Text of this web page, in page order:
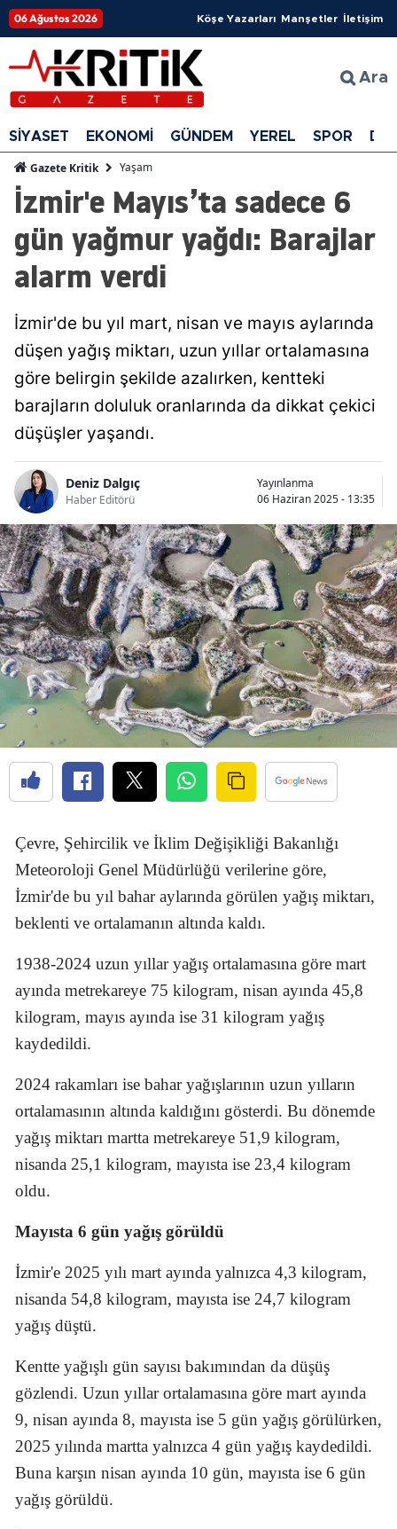
06 Ağustos 2026 Köşe Yazarları Manşetler İletişim
Ara
SİYASET EKONOMİ GÜNDEM YEREL SPOR
Gazete Kritik Yaşam
İzmir'e Mayıs’ta sadece 6
gün yağmur yağdı: Barajlar
alarm verdi
İzmir'de bu yıl mart, nisan ve mayıs aylarında
düşen yağış miktarı, uzun yıllar ortalamasına
göre belirgin şekilde azalırken, kentteki
barajların doluluk oranlarında da dikkat çekici
düşüşler yaşandı.
Deniz Dalgıç
Haber Editörü
Yayınlanma
06 Haziran 2025 - 13:35
Çevre, Şehircilik ve İklim Değişikliği Bakanlığı
Meteoroloji Genel Müdürlüğü verilerine göre,
İzmir'de bu yıl bahar aylarında görülen yağış miktarı,
beklenti ve ortalamanın altında kaldı.
1938-2024 uzun yıllar yağış ortalamasına göre mart
ayında metrekareye 75 kilogram, nisan ayında 45,8
kilogram, mayıs ayında ise 31 kilogram yağış
kaydedildi.
2024 rakamları ise bahar yağışlarının uzun yılların
ortalamasının altında kaldığını gösterdi. Bu dönemde
yağış miktarı martta metrekareye 51,9 kilogram,
nisanda 25,1 kilogram, mayısta ise 23,4 kilogram
oldu.
Mayısta 6 gün yağış görüldü
İzmir'e 2025 yılı mart ayında yalnızca 4,3 kilogram,
nisanda 54,8 kilogram, mayısta ise 24,7 kilogram
yağış düştü.
Kentte yağışlı gün sayısı bakımından da düşüş
gözlendi. Uzun yıllar ortalamasına göre mart ayında
9, nisan ayında 8, mayısta ise 5 gün yağış görülürken,
2025 yılında martta yalnızca 4 gün yağış kaydedildi.
Buna karşın nisan ayında 10 gün, mayısta ise 6 gün
yağış görüldü.